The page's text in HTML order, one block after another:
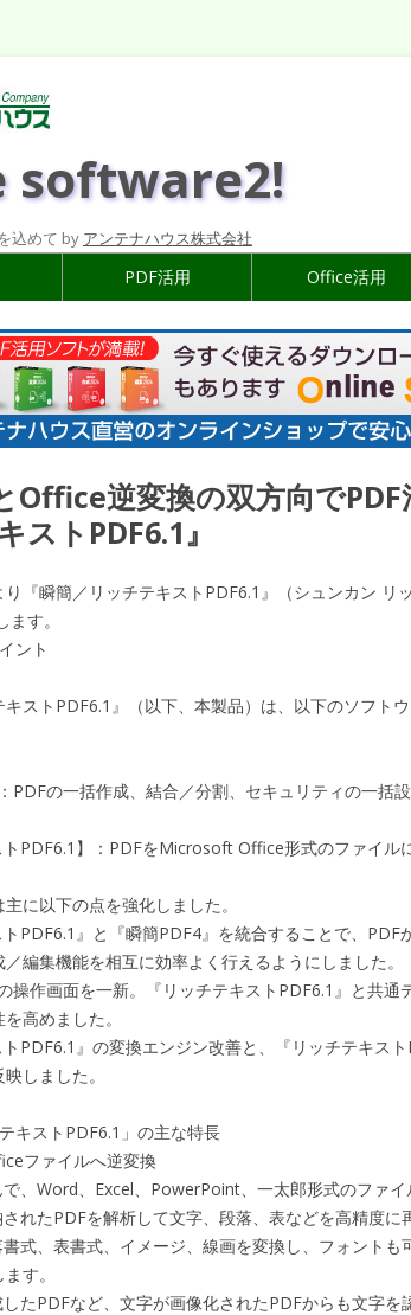
software2!
込めて by アンテナハウス株式会社
PDF活用 Office活用
Office逆変換の双方向でPDF
ストPDF6.1』
『瞬簡／リッチテキストPDF6.1』（シュンカン リ
す。
ント
キストPDF6.1』（以下、本製品）は、以下のソフト
PDFの一括作成、結合／分割、セキュリティの一括
PDF6.1】：PDFをMicrosoft Office形式のファイル
に以下の点を強化しました。
PDF6.1』と『瞬簡PDF4』を統合することで、PDF
編集機能を相互に効率よく行えるようにしました。
操作画面を一新。『リッチテキストPDF6.1』と共通
高めました。
PDF6.1』の変換エンジン改善と、『リッチテキス
しました。
キストPDF6.1」の主な特長
ファイルへ逆変換
、Word、Excel、PowerPoint、一太郎形式のファイ
れたPDFを解析して文字、段落、表などを高精度に
式、表書式、イメージ、線画を変換し、フォントも
す。
たPDFなど、文字が画像化されたPDFからも文字を